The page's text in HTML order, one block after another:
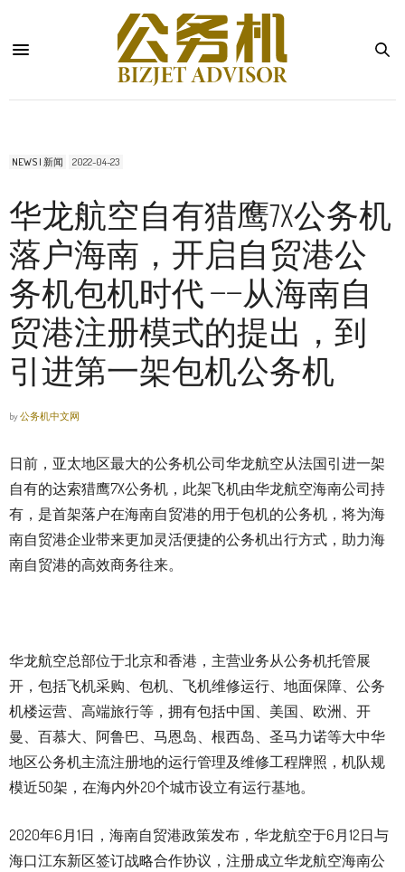
NEWS | 新闻 2022-04-23
华龙航空自有猎鹰7X公务机
落户海南，开启自贸港公
务机包机时代 ——从海南自
贸港注册模式的提出，到
引进第一架包机公务机
by公务机中文网
日前，亚太地区最大的公务机公司华龙航空从法国引进一架
自有的达索猎鹰7X公务机，此架飞机由华龙航空海南公司持
有，是首架落户在海南自贸港的用于包机的公务机，将为海
南自贸港企业带来更加灵活便捷的公务机出行方式，助力海
南自贸港的高效商务往来。
华龙航空总部位于北京和香港，主营业务从公务机托管展
开，包括飞机采购、包机、飞机维修运行、地面保障、公务
机楼运营、高端旅行等，拥有包括中国、美国、欧洲、开
曼、百慕大、阿鲁巴、马恩岛、根西岛、圣马力诺等大中华
地区公务机主流注册地的运行管理及维修工程牌照，机队规
模近50架，在海内外20个城市设立有运行基地。
2020年6月1日，海南自贸港政策发布，华龙航空于6月12日与
海口江东新区签订战略合作协议，注册成立华龙航空海南公